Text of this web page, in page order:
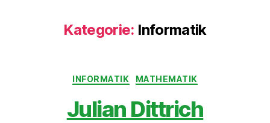
Kategorie: Informatik
INFORMATIK MATHEMATIK
Julian Dittrich